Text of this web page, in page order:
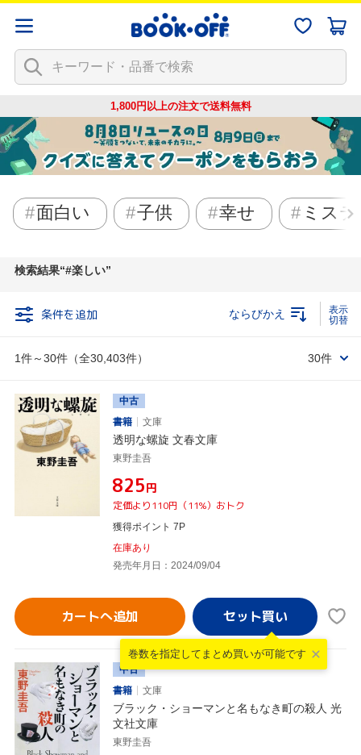
1,800円以上の注文で送料無料
面白い 子供 幸せ ミス
検索結果 #楽しい
条件を追加
1件～30件（全30,403件）
ならびかえ
30件
中古
書籍
文庫
透明な螺旋 文春文庫
東野圭吾
¥825円
定価より110円（11%）おトク
獲得ポイント 7P
在庫あり
発売年月日：2024/09/04
カートへ追加
巻数を指定して まとめ買いが可能です
中古
書籍
文庫
ブラック・ショーマンと名もなき町の殺人 光
文社文庫
東野圭吾